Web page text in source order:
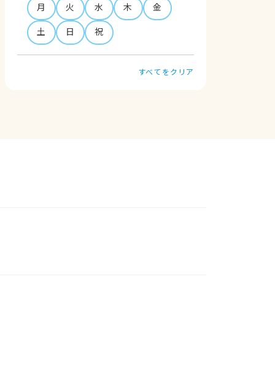
月 火 水 木
金
土
日 祝
すべてをクリア